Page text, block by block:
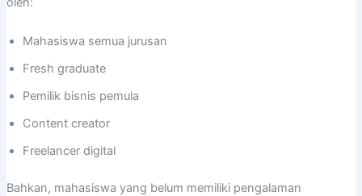
Mahasiswa semua jurusan
Fresh graduate
Pemilik bisnis pemula
Content creator
Freelancer digital
Bahkan, mahasiswa yang belum memiliki pengalaman